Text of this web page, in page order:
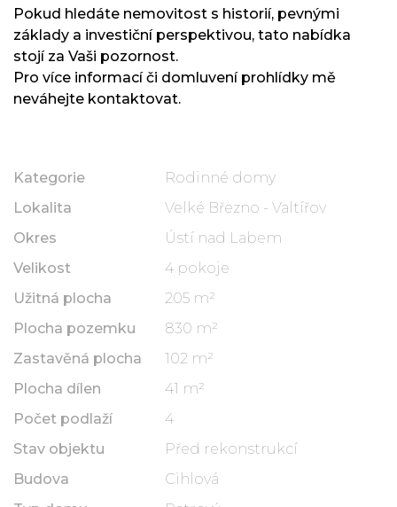
Pokud hledáte nemovitost s historií, pevnými
základy a investiční perspektivou, tato nabídka
stojí za Vaši pozornost.
Pro více informací či domluvení prohlídky mě
neváhejte kontaktovat.
Kategorie
Rodinné domy
Lokalita
Velké Březno - Valtířov
Okres
Ústí nad Labem
Velikost
4 pokoje
Užitná plocha
205 m²
Plocha pozemku
830 m²
Zastavěná plocha
102 m²
Plocha dílen
41 m²
Počet podlaží
4
Stav objektu
Před rekonstrukcí
Budova
Cihlová